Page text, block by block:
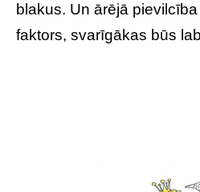
blakus. Un ārējā
faktors, svarīgākas būs